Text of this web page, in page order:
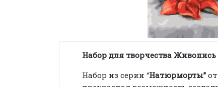
Набор для творчества Живопись
Набор из серии “Натюрморты”